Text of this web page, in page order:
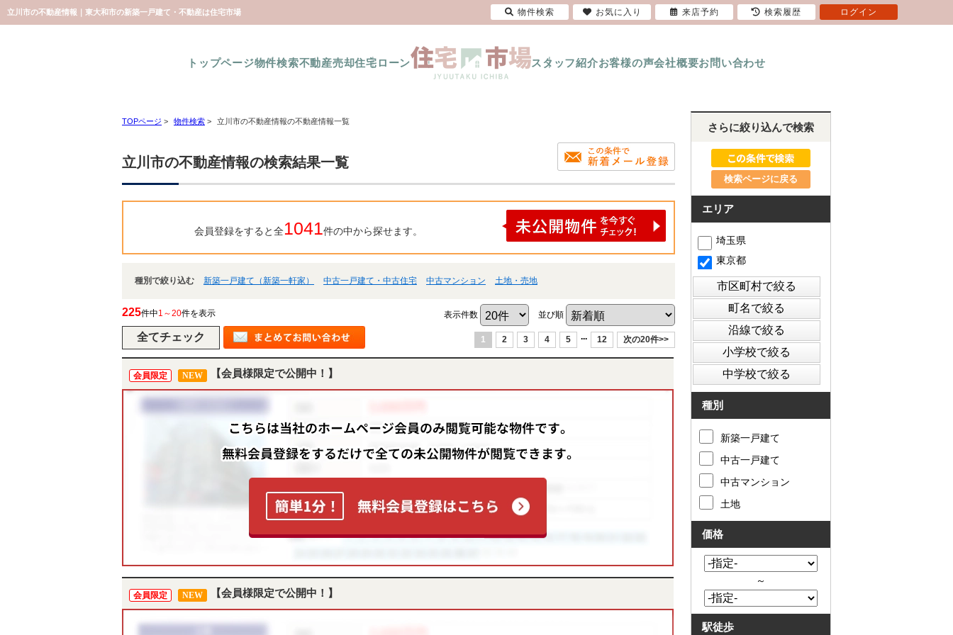
立川市の不動産情報｜東大和市の新築一戸建て・不動産は住宅市場
トップページ物件検索不動産売却住宅ローン スタッフ紹介お客様の声会社概要お問い合わせ
TOPページ > 物件検索 > 立川市の不動産情報の不動産情報一覧
立川市の不動産情報の検索結果一覧
会員登録をすると全1041件の中から探せます。
種別で絞り込む 新築一戸建て（新築一軒家） 中古一戸建て・中古住宅 中古マンション 土地・売地
225件中1～20件を表示 表示件数 並び順
1 2 3 4 5 ... 12 次の20件>>
会員限定 NEW 【会員様限定で公開中！】
会員限定 NEW 【会員様限定で公開中！】
さらに絞り込んで検索
検索ページに戻る
エリア
埼玉県
東京都
種別
新築一戸建て
中古一戸建て
中古マンション
土地
価格
～
駅徒歩
物件検索 お気に入り 来店予約 検索履歴 ログイン